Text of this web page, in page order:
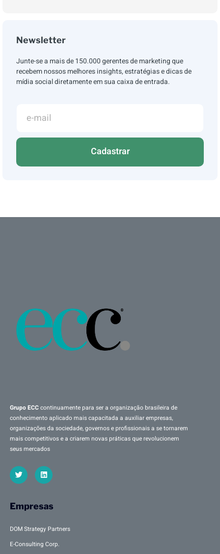
Newsletter
Junte-se a mais de 150.000 gerentes de marketing que
recebem nossos melhores insights, estratégias e dicas de
mídia social diretamente em sua caixa de entrada.
Cadastrar
Grupo ECCcontinuamente para ser a organização brasileira de
conhecimento aplicado mais capacitada a auxiliar empresas,
organizações da sociedade, governos e profissionais a se tornarem
mais competitivos e a criarem novas práticas que revolucionem
seus mercados
Empresas
DOM Strategy Partners
E-Consulting Corp.